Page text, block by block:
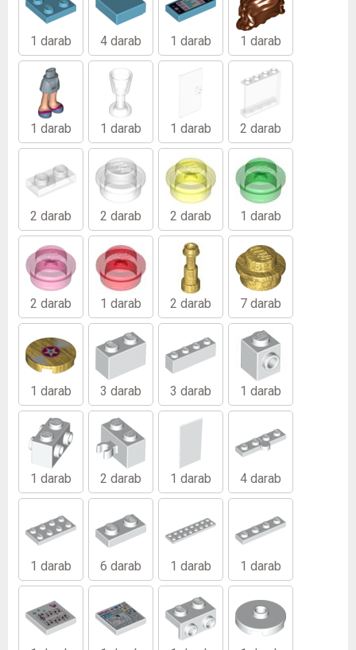
1 darab 4 darab 1 darab 1 darab
1 darab 1 darab 1 darab 2 darab
2 darab 2 darab 2 darab 1 darab
2 darab 1 darab 2 darab 7 darab
1 darab 3 darab 3 darab 1 darab
1 darab 2 darab 1 darab 4 darab
1 darab 6 darab 1 darab 1 darab